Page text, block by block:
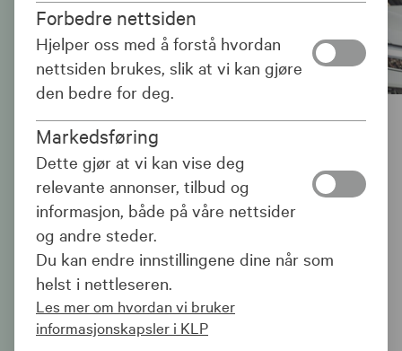
Elbilforsikring
Du som har jobb med pensjon i KLP, får
20 % lavere pris på elbilforsikring. Sjekk
pris, da vel - kanskje kan du spare mer
enn du tror!
Sjekk pris og bestill
Forbedre nettsiden
Hjelper oss med å forstå hvordan
nettsiden brukes, slik at vi kan gjøre
den bedre for deg.
Markedsføring
Dette gjør at vi kan vise deg
relevante annonser, tilbud og
informasjon, både på våre nettsider
og andre steder.
Du kan endre innstillingene dine når som
helst i nettleseren.
Les mer om hvordan vi bruker
informasjonskapsler i KLP